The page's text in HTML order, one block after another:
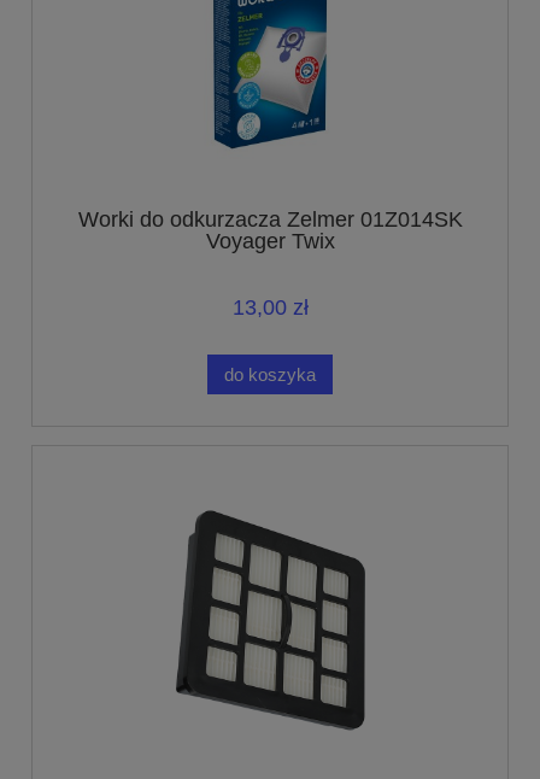
Worki do odkurzacza Zelmer 01Z014SK
Voyager Twix
13,00 zł
do koszyka